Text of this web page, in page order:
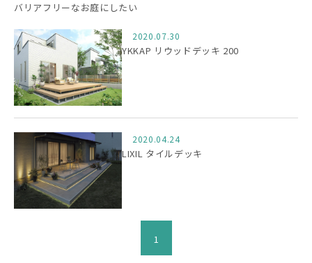
バリアフリーなお庭にしたい
2020.07.30
YKKAP リウッドデッキ 200
2020.04.24
LIXIL タイルデッキ
1